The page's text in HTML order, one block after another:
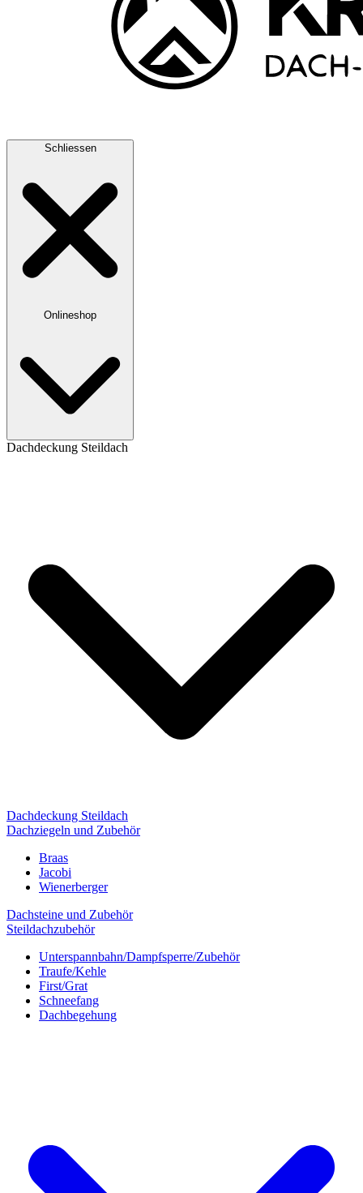
Schliessen
Onlineshop
Dachdeckung Steildach
Dachdeckung Steildach
Dachziegeln und Zubehör
Braas
Jacobi
Wienerberger
Dachsteine und Zubehör
Steildachzubehör
Unterspannbahn/Dampfsperre/Zubehör
Traufe/Kehle
First/Grat
Schneefang
Dachbegehung